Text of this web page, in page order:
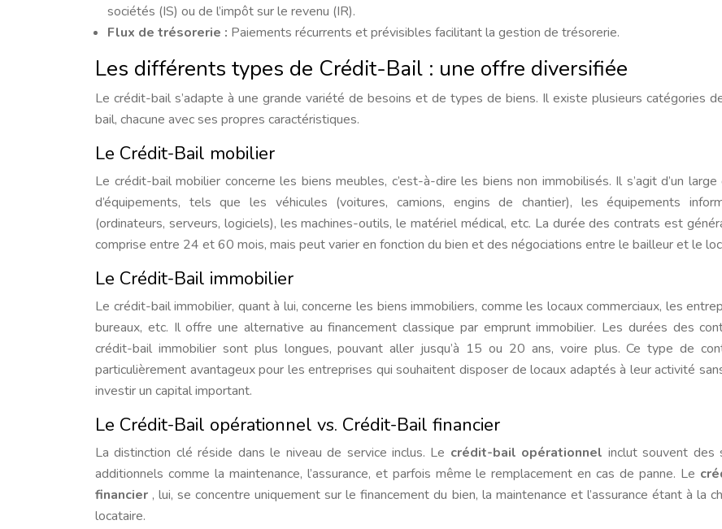
sociétés (IS) ou de l’impôt sur le revenu (IR).
Flux de trésorerie : Paiements récurrents et prévisibles facilitant la gestion de trésorerie.
Les différents types de Crédit-Bail : une offre diversifiée
Le crédit-bail s’adapte à une grande variété de besoins et de types de biens. Il existe plusieurs catégories
bail, chacune avec ses propres caractéristiques.
Le Crédit-Bail mobilier
Le crédit-bail mobilier concerne les biens meubles, c’est-à-dire les biens non immobilisés. Il s’agit d’un
d’équipements, tels que les véhicules (voitures, camions, engins de chantier), les équipements
(ordinateurs, serveurs, logiciels), les machines-outils, le matériel médical, etc. La durée des contrats est
comprise entre 24 et 60 mois, mais peut varier en fonction du bien et des négociations entre le bailleur et le
Le Crédit-Bail immobilier
Le crédit-bail immobilier, quant à lui, concerne les biens immobiliers, comme les locaux commerciaux, les
bureaux, etc. Il offre une alternative au financement classique par emprunt immobilier. Les durées des
crédit-bail immobilier sont plus longues, pouvant aller jusqu’à 15 ou 20 ans, voire plus. Ce type de
particulièrement avantageux pour les entreprises qui souhaitent disposer de locaux adaptés à leur activité
investir un capital important.
Le Crédit-Bail opérationnel vs. Crédit-Bail financier
La distinction clé réside dans le niveau de service inclus. Le crédit-bail opérationnel inclut souvent des
additionnels comme la maintenance, l’assurance, et parfois même le remplacement en cas de panne. Le
financier , lui, se concentre uniquement sur le financement du bien, la maintenance et l’assurance étant à la
locataire.